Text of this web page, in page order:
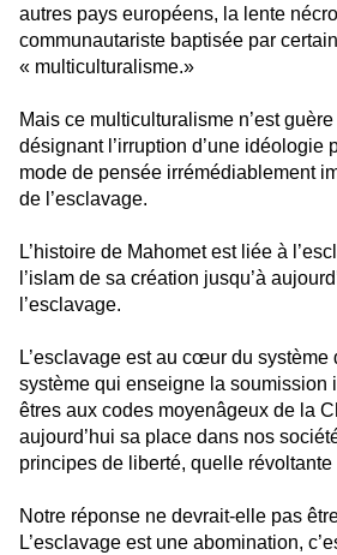
autres pays européens, la lente
communautariste baptisée par
« multiculturalisme.»
Mais ce multiculturalisme n’est
désignant l’irruption d’une idéologie
mode de pensée irrémédiablement
de l’esclavage.
L’histoire de Mahomet est liée à
l’islam de sa création jusqu’à
l’esclavage.
L’esclavage est au cœur du
système qui enseigne la soumission
êtres aux codes moyenâgeux de la
aujourd’hui sa place dans nos
principes de liberté, quelle révoltante
Notre réponse ne devrait-elle pas
L’esclavage est une abomination,